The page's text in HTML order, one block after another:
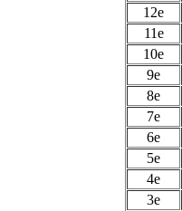
12e
11e
10e
9e
8e
7e
6e
5e
4e
3e